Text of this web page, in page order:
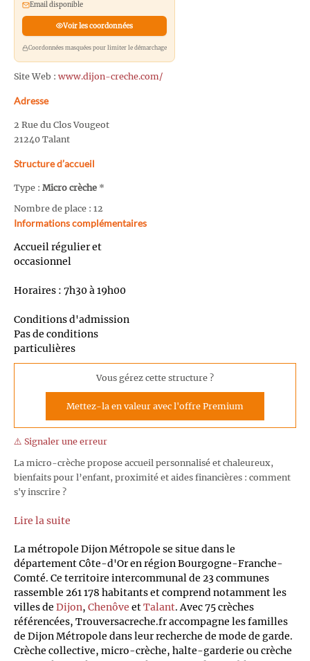
Email disponible
Voir les coordonnées
Coordonnées masquées pour limiter le démarchage
Site Web : www.dijon-creche.com/
Adresse
2 Rue du Clos Vougeot
21240 Talant
Structure d’accueil
Type : Micro crèche *
Nombre de place : 12
Informations complémentaires
Accueil régulier et
occasionnel
Horaires : 7h30 à 19h00
Conditions d'admission
Pas de conditions
particulières
Vous gérez cette structure ?
Mettez-la en valeur avec l'offre Premium
⚠️ Signaler une erreur
La micro-crèche propose accueil personnalisé et chaleureux,
bienfaits pour l’enfant, proximité et aides financières : comment
s'y inscrire ?
Lire la suite
La métropole Dijon Métropole se situe dans le
département Côte-d'Or en région Bourgogne-Franche-
Comté. Ce territoire intercommunal de 23 communes
rassemble 261 178 habitants et comprend notamment les
villes de Dijon, Chenôve etTalant. Avec 75 crèches
référencées, Trouversacreche.fr accompagne les familles
de Dijon Métropole dans leur recherche de mode de garde.
Crèche collective, micro-crèche, halte-garderie ou crèche